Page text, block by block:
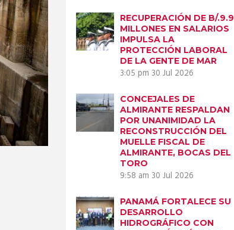
AMP_0058
RECUPERACIÓN DE B/.9.9
MILLONES EN SALARIOS
IMPULSA LA
PROTECCIÓN LABORAL
DE LA GENTE DE MAR
3:05 pm 30 Jul 2026
CONCEJALES DE
ALMIRANTE RESPALDAN
POR UNANIMIDAD LA
RECONSTRUCCIÓN DEL
MUELLE FISCAL DE
ALMIRANTE, BOCAS DEL
TORO
9:58 am 30 Jul 2026
PANAMÁ FORTALECE SU
DESARROLLO
HIDROGRÁFICO CON